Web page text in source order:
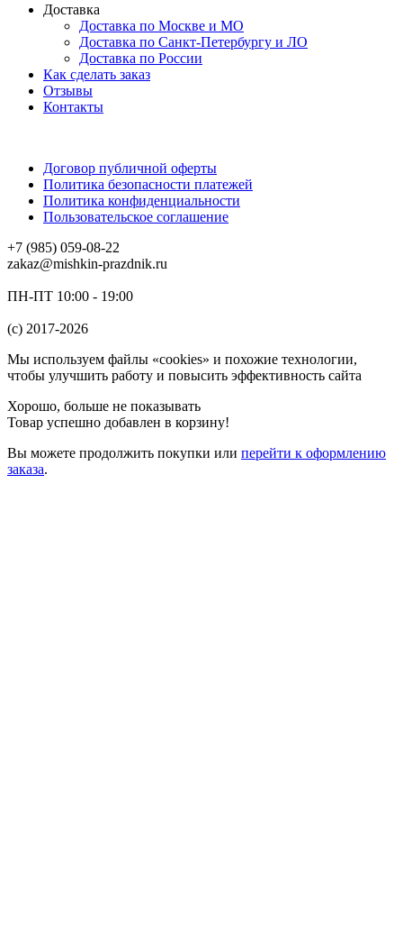
Доставка
Доставка по Москве и МО
Доставка по Санкт-Петербургу и ЛО
Доставка по России
Как сделать заказ
Отзывы
Контакты
Договор публичной оферты
Политика безопасности платежей
Политика конфиденциальности
Пользовательское соглашение
+7 (985) 059-08-22
zakaz@mishkin-prazdnik.ru
ПН-ПТ 10:00 - 19:00
(c) 2017-2026
Мы используем файлы «cookies» и похожие технологии,
чтобы улучшить работу и повысить эффективность сайта
Хорошо, больше не показывать
Товар успешно добавлен в корзину!
Вы можете продолжить покупки или перейти к оформлению
заказа.